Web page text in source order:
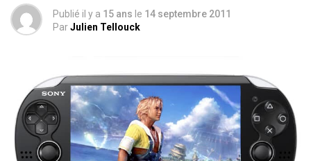
Publié il y a 15 ans le 14 septembre 2011
ParJulien Tellouck